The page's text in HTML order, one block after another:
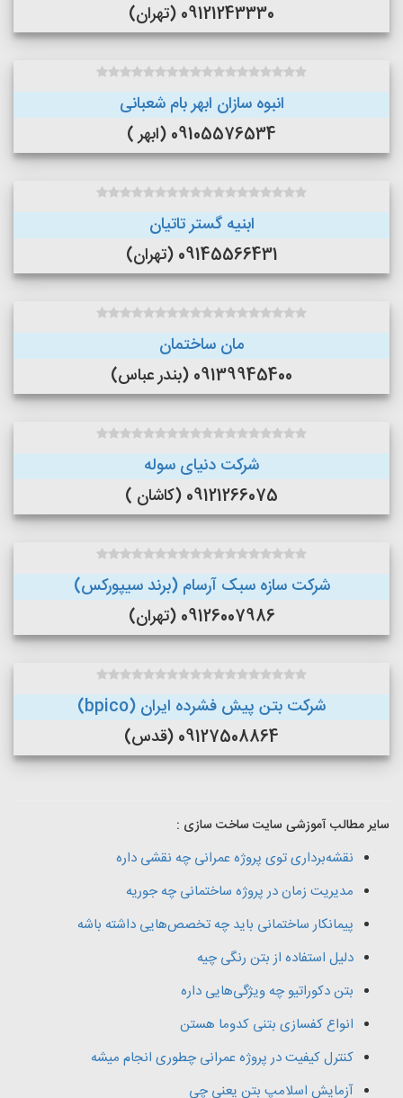
09121243330 (تهران)
انبوه سازان ابهر بام شعبانی
09105576534 (ابهر )
ابنیه گستر تاتیان
09145566431 (تهران)
مان ساختمان
09139945400 (بندر عباس)
شرکت دنیای سوله
09121266075 (کاشان )
شرکت سازه سبک آرسام (برند سیپورکس)
09126007986 (تهران)
شرکت بتن پیش فشرده ایران (bpico)
09127508864 (قدس)
سایر مطالب آموزشی سایت ساخت سازی :
نقشه‌برداری توی پروژه عمرانی چه نقشی داره
مدیریت زمان در پروژه ساختمانی چه جوریه
پیمانکار ساختمانی باید چه تخصص‌هایی داشته باشه
دلیل استفاده از بتن رنگی چیه
بتن دکوراتیو چه ویژگی‌هایی داره
انواع کفسازی بتنی کدوما هستن
کنترل کیفیت در پروژه عمرانی چطوری انجام میشه
آزمایش اسلامپ بتن یعنی چی